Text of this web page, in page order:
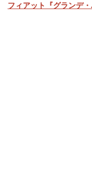
フィアット『グランデ・